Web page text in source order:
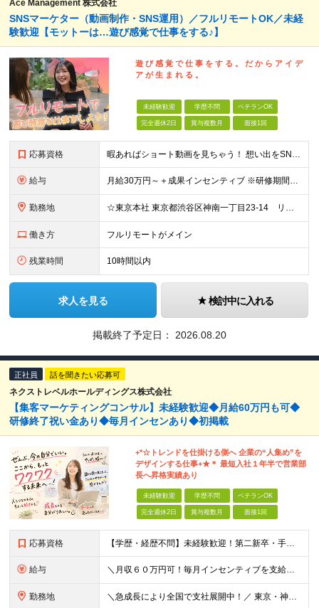
Ace Management 株式会社
SNSマーケター（動画制作・SNS運用）／フルリモートOK／未経
験歓迎【モットーは…遊び感覚で仕事をする♪】
遊 び 感 覚 で 仕 事 を す る 。 だ か ら ア イ デ
ア が 生 ま れ る 。
未経験歓迎 学歴不問 ベテランOK
完全週休2日 賞与複数月 面接1回
応募資格 暇あればショート動画を見ちゃう！ 想い出をSNSにアップしちゃう！ 【そんな方が活躍できる会社です！！】 ＝＝＝ 今 の 仕 事 を 続 け て い て も 何 者 に も な れ な い 。
給与 月給30万円～＋成果インセンティブ ※研修期間6カ月間
勤務地 ☆東京本社 東京都渋谷区神南一丁目23-14 リージャス渋谷公園通り7F ☆新宿支社 東京都新宿区西新宿3-7-1 新宿パークタワー N棟30F ☆池袋支社 東京都豊島区南池袋1-16-15 ダイ
働き方 フルリモートがメイン
残業時間 10時間以内
求人を見る 検討中に入れる
掲載終了予定日： 2026.08.20
正社員 話を聞きたい応募可
ネクストレベルホールディングス株式会社
【集客マーケティングコンサル】未経験歓迎◆月給60万円も可◆
研修終了祝い金あり◆毎月インセンあり◆初掲載
+*☆トレンドを仕掛ける側へ 企業の“⼈集め”を
デザインする仕事+★＊ 最短⼊社１年半で営業部
⻑へ昇格実績あり
未経験歓迎 学歴不問 ベテランOK
完全週休2日 賞与複数月 面接1回
応募資格 【学歴・経歴不問】未経験歓迎！第⼆新卒・⼿に職をつけたい・新たな挑戦者⼤歓迎！⼈柄・意欲重視の採⽤♪ ＼これまでの経験・スキルは⼀切不問／ 新たな⼀歩を全⼒で応援します！ ★経歴・学歴不問 ★未経
給与 ＼⽉収６０万円可！毎⽉インセンティブを⽀給／ ⽉給３０万円〜+ダブルインセンティブ（個⼈+⽀店達成率に応じて） ※営業⼿当含む ▼下記固定残業代を含みます ・関東圏：5万8000円〜（⽉36h分）＋
勤務地 ＼急成⻑により全国で⽀社展開中！／ 東京・神奈川・埼⽟・千葉・⼤阪・名古屋・神⼾・新潟・⾦沢・京都・広島・福岡などで募集中！ ★東京、⼤阪、名古屋、福岡は急募のため、特に選考優遇します★ ◎勤務地は